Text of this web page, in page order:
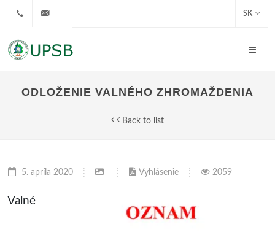
+421908022775 SK
ODLOŽENIE VALNÉHO ZHROMAŽDENIA
Back to list
5. apríla 2020 Vyhlásenie 2059
Valné